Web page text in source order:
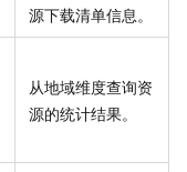
源下载清单信息。
从地域维度查询资
源的统计结果。